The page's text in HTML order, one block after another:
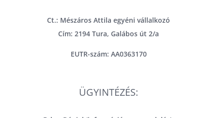
Ct.: Mészáros Attila egyéni vállalkozó
Cím: 2194 Tura, Galábos út 2/a
EUTR-szám: AA0363170
ÜGYINTÉZÉS: